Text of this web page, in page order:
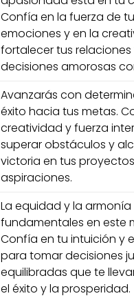
Confía en la fuerza de
emociones y en la
fortalecer tus
decisiones amorosas
Avanzarás con
éxito hacia tus metas.
creatividad y fuerza
superar obstáculos y
victoria en tus
aspiraciones.
La equidad y la armonía
fundamentales en este
Confía en tu intuición y
para tomar decisiones
equilibradas que te
el éxito y la prosperidad.